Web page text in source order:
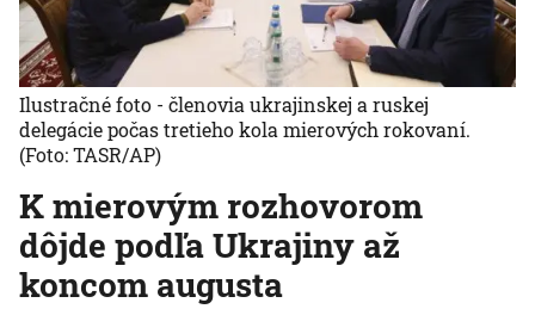
K mierovým rozhovorom
dôjde podľa Ukrajiny až
koncom augusta
Ilustračné foto - členovia ukrajinskej a ruskej
delegácie počas tretieho kola mierových rokovaní.
(Foto: TASR/AP)